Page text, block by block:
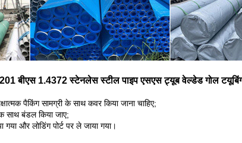
201 बीएस 1.4372 स्टेनलेस स्टील पाइप एसएस ट्यूब वेल्डेड गोल
पैकिंग सामग्री के साथ कवर किया जाना चाहिए;
साथ बंडल किया जाए;
और लोडिंग पोर्ट पर ले जाया गया।